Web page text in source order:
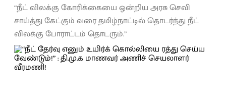
“நீட் விலக்கு கோரிக்கையை ஒன்றிய அரசு செவி
சாய்த்து கேட்கும் வரை தமிழ்நாட்டில் தொடர்ந்து நீட்
விலக்கு போராட்டம் தொடரும்.”